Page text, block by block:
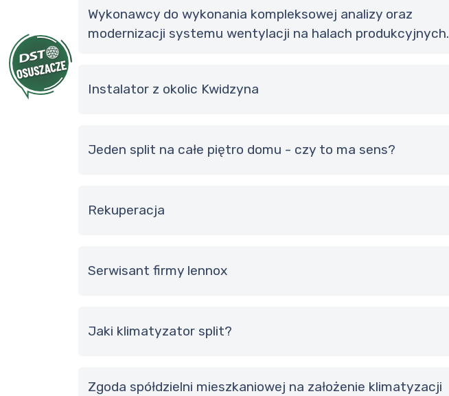
Wykonawcy do wykonania kompleksowej analizy oraz
modernizacji systemu wentylacji na halach produkcyjnych.
Instalator z okolic Kwidzyna
Jeden split na całe piętro domu - czy to ma sens?
Rekuperacja
serwisant firmy lennox
Jaki klimatyzator split?
zgoda spółdzielni mieszkaniowej na założenie klimatyzacji